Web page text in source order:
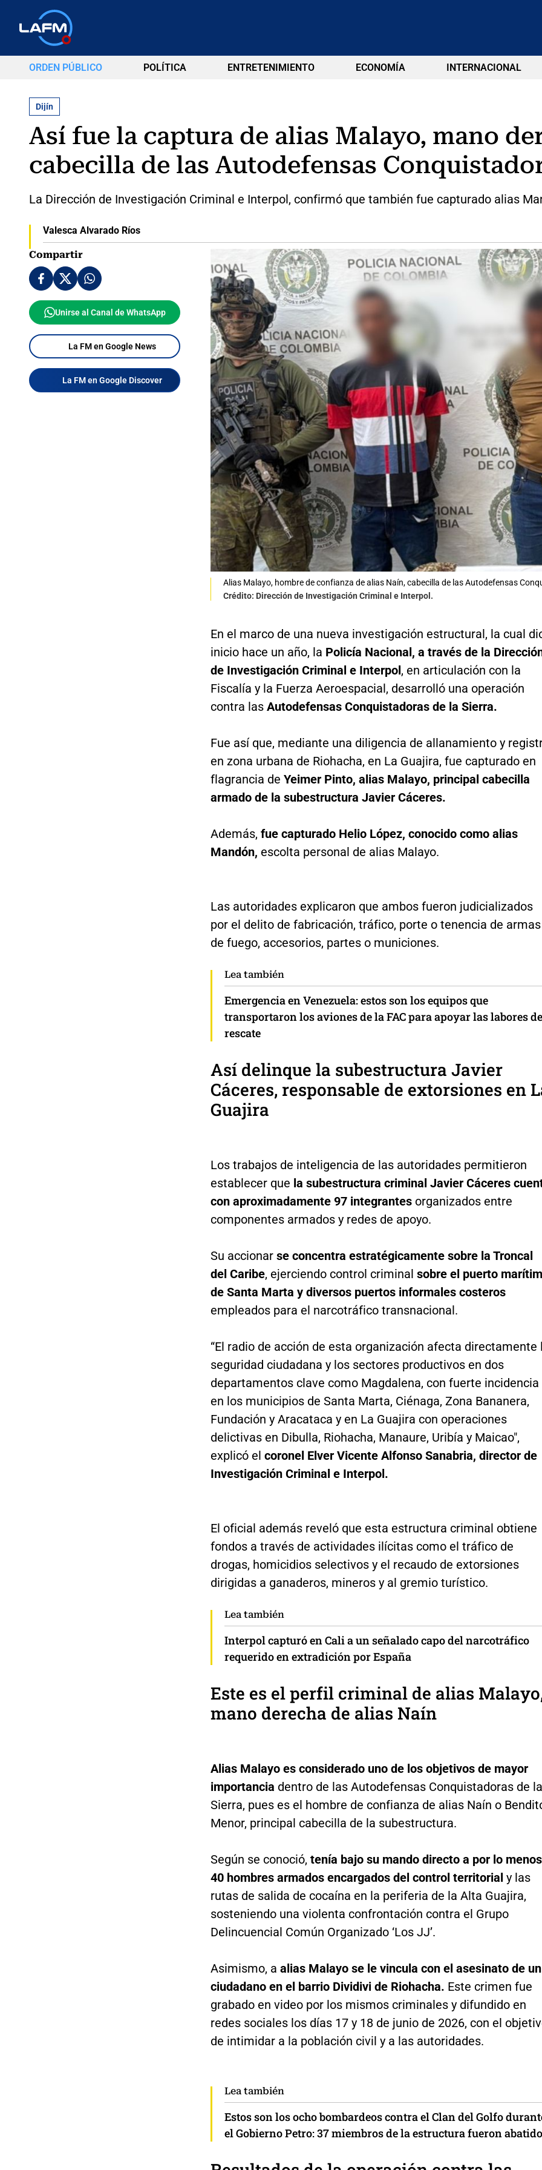
ORDEN PÚBLICO POLÍTICA ENTRETENIMIENTO ECONOMÍA INTERNACIONAL
Dijín
Así fue la captura de alias Malayo, mano
cabecilla de las Autodefensas
La Dirección de Investigación Criminal e Interpol, confirmó que también fue capturado alias
Valesca Alvarado Ríos
Compartir
Unirse al Canal de WhatsApp
La FM en Google News
La FM en Google Discover
Alias Malayo, hombre de confianza de alias Naín, cabecilla de las Autodefensas
Crédito: Dirección de Investigación Criminal e Interpol.
En el marco de una nueva investigación estructural, la cual
inicio hace un año, la Policía Nacional, a través de la
de Investigación Criminal e Interpol, en articulación con la
Fiscalía y la Fuerza Aeroespacial, desarrolló una operación
contra lasAutodefensas Conquistadoras de la Sierra.
Fue así que, mediante una diligencia de allanamiento y
en zona urbana de Riohacha, en La Guajira, fue capturado en
flagrancia de Yeimer Pinto, alias Malayo, principal cabecilla
armado de la subestructura Javier Cáceres.
Además, fue capturado Helio López, conocido como alias
Mandón, escolta personal de alias Malayo.
Las autoridades explicaron que ambos fueron judicializados
por el delito de fabricación, tráfico, porte o tenencia de armas
de fuego, accesorios, partes o municiones.
Lea también
Emergencia en Venezuela: estos son los equipos que
transportaron los aviones de la FAC para apoyar las labores de
rescate
Así delinque la subestructura Javier
Cáceres, responsable de extorsiones en
Guajira
Los trabajos de inteligencia de las autoridades permitieron
establecer que la subestructura criminal Javier Cáceres
con aproximadamente 97 integrantes organizados entre
componentes armados y redes de apoyo.
Su accionarse concentra estratégicamente sobre la Troncal
del Caribe, ejerciendo control criminal sobre el puerto
de Santa Marta y diversos puertos informales costeros
empleados para el narcotráfico transnacional.
“El radio de acción de esta organización afecta directamente
seguridad ciudadana y los sectores productivos en dos
departamentos clave como Magdalena, con fuerte incidencia
en los municipios de Santa Marta, Ciénaga, Zona Bananera,
Fundación y Aracataca y en La Guajira con operaciones
delictivas en Dibulla, Riohacha, Manaure, Uribía y Maicao",
explicó el coronel Elver Vicente Alfonso Sanabria, director de
Investigación Criminal e Interpol.
El oficial además reveló que esta estructura criminal obtiene
fondos a través de actividades ilícitas como el tráfico de
drogas, homicidios selectivos y el recaudo de extorsiones
dirigidas a ganaderos, mineros y al gremio turístico.
Lea también
Interpol capturó en Cali a un señalado capo del narcotráfico
requerido en extradición por España
Este es el perfil criminal de alias
mano derecha de alias Naín
Alias Malayo es considerado uno de los objetivos de mayor
importancia dentro de las Autodefensas Conquistadoras de la
Sierra, pues es el hombre de confianza de alias Naín o
Menor, principal cabecilla de la subestructura.
Según se conoció, tenía bajo su mando directo a por lo menos
40 hombres armados encargados del control territorial y las
rutas de salida de cocaína en la periferia de la Alta Guajira,
sosteniendo una violenta confrontación contra el Grupo
Delincuencial Común Organizado ‘Los JJ’.
Asimismo, a alias Malayo se le vincula con el asesinato de un
ciudadano en el barrio Dividivi de Riohacha. Este crimen fue
grabado en video por los mismos criminales y difundido en
redes sociales los días 17 y 18 de junio de 2026, con el
de intimidar a la población civil y a las autoridades.
Lea también
Estos son los ocho bombardeos contra el Clan del Golfo
el Gobierno Petro: 37 miembros de la estructura fueron